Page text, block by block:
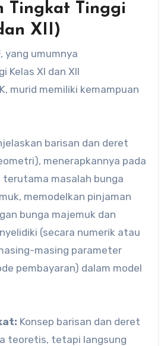
Tingkat Tinggi
XII)
, yang umumnya
Kelas XI dan XII
murid memiliki kemampuan
barisan dan deret
menerapkannya pada
terutama masalah bunga
memodelkan pinjaman
bunga majemuk dan
(secara numerik atau
masing parameter
pembayaran) dalam model
Konsep barisan dan deret
teoretis, tetapi langsung